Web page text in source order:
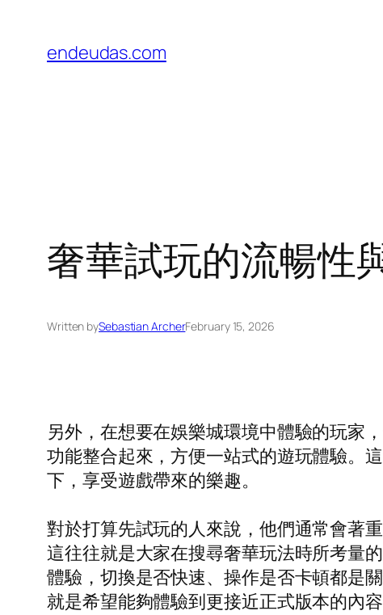
content
endeudas.com
奢華試玩的流暢性
Written bySebastian ArcherFebruary 15, 2026
另外，在想要在娛樂城環境中體驗的玩家
功能整合起來，方便一站式的遊玩體驗。
下，享受遊戲帶來的樂趣。
對於打算先試玩的人來說，他們通常會著
這往往就是大家在搜尋奢華玩法時所考量
體驗，切換是否快速、操作是否卡頓都是
就是希望能夠體驗到更接近正式版本的內